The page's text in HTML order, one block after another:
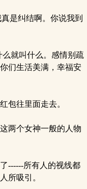
是纠结啊。你说我到
就叫什么。感情别疏
们生活美满，幸福安
包往里面走去。
两个女神一般的人物
------所有人的视线都
所吸引。